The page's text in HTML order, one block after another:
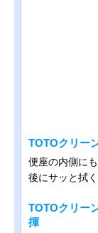
TOTOクリー
便座の内側に
後にサッと拭
TOTOクリー
揮